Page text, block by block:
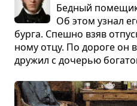
Бед­ный
Об этом узнал
бурга. Спешно взяв
ному отцу. По дороге он
дру­жил с доче­рью